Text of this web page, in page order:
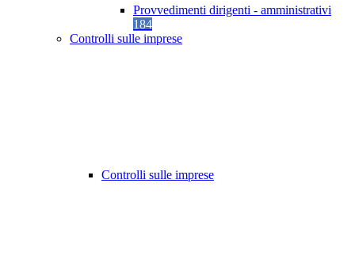
Provvedimenti dirigenti - amministrativi
184
Controlli sulle imprese
Controlli sulle imprese